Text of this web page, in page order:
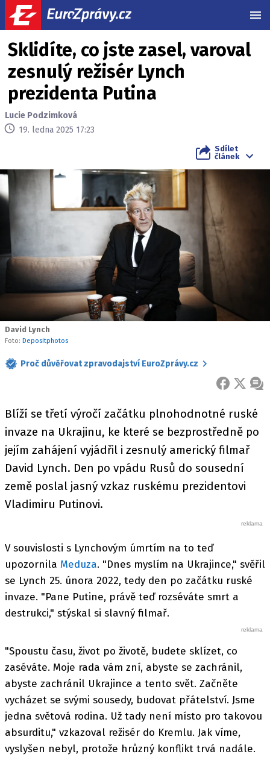
Sklidíte, co jste zasel, varoval
zesnulý režisér Lynch
prezidenta Putina
Lucie Podzimková
19. ledna 2025 17:23
Sdílet
článek
David Lynch
Foto: Depositphotos
Proč důvěřovat zpravodajství EuroZprávy.cz
FACEBOOK
X
Blíží se třetí výročí začátku plnohodnotné ruské
invaze na Ukrajinu, ke které se bezprostředně po
jejím zahájení vyjádřil i zesnulý americký filmař
David Lynch. Den po vpádu Rusů do sousední
země poslal jasný vzkaz ruskému prezidentovi
Vladimiru Putinovi.
V souvislosti s Lynchovým úmrtím na to teď
upozornila Meduza. "Dnes myslím na Ukrajince," svěřil
se Lynch 25. února 2022, tedy den po začátku ruské
invaze. "Pane Putine, právě teď rozséváte smrt a
destrukci," stýskal si slavný filmař.
"Spoustu času, život po životě, budete sklízet, co
zaséváte. Moje rada vám zní, abyste se zachránil,
abyste zachránil Ukrajince a tento svět. Začněte
vycházet se svými sousedy, budovat přátelství. Jsme
jedna světová rodina. Už tady není místo pro takovou
absurditu," vzkazoval režisér do Kremlu. Jak víme,
vyslyšen nebyl, protože hrůzný konflikt trvá nadále.